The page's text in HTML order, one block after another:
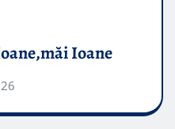
Ioane